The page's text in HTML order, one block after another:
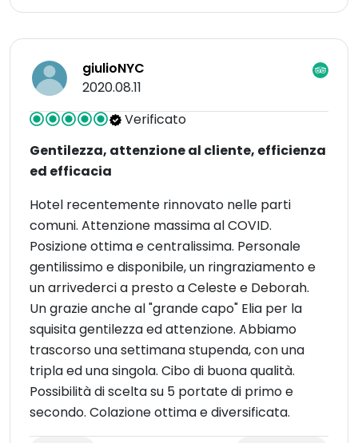
giulioNYC
2020.08.11
Verificato
Gentilezza, attenzione al cliente, efficienza
ed efficacia
Hotel recentemente rinnovato nelle parti
comuni. Attenzione massima al COVID.
Posizione ottima e centralissima. Personale
gentilissimo e disponibile, un ringraziamento e
un arrivederci a presto a Celeste e Deborah.
Un grazie anche al "grande capo" Elia per la
squisita gentilezza ed attenzione. Abbiamo
trascorso una settimana stupenda, con una
tripla ed una singola. Cibo di buona qualità.
Possibilità di scelta su 5 portate di primo e
secondo. Colazione ottima e diversificata.